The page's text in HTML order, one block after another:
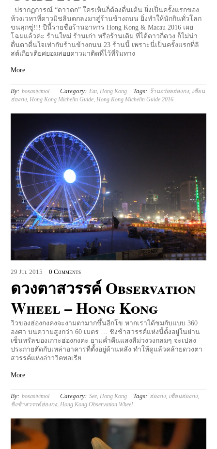
ปรากฏการณ์ “ดาวตก” ใครเห็นก็ต้องตื่นเต้น ยิ่งเป็นครั้งแรกของ
ห้วงเวหาที่ดาวมิชลินตกลงมาสู่ร้านข้างถนน ยิ่งทำให้นักกินทั่วโลก
ขนลุกซู่!!! ปีนี้รายชื่อร้านอาหาร Hong Kong & Macau 2016 เผย
โฉมแล้วค่ะ ร้านใหม่ ร้านเก่า หรือร้านเดิม ที่ได้ดาวกี่ดวง ก็ไม่น่า
ตื่นตาตื่นใจเท่ากับร้านข้างถนน 23 ร้านนี้ เพราะนี่เป็นครั้งแรกที่ลิ
สต์เกียรติยศยอมสอยดาวมาติดที่ไว้ที่ริมทาง
More
By: bosasivimol Category: Eat,Hong Kong Tags: ร้านอร่อยฮ่องกง, เซียน
ฮ่องกง,Hong Kong Michelin Guide,Hong Kong Michelin Guide 2016
29 Jul 2015 0 Comments
ดวงตาสวรรค์ Observation
Wheel – Hong Kong
วิวของฮ่องกงคงจะงามตามากขึ้นอีกโข หากเราได้ชมกับแบบ 360
องศา บนความสูงกว่า 60 เมตร … ชิงช้าสวรรค์แห่งนี้ตั้งอยู่ในย่าน
เซ็นทรัลของเกาะฮ่องกงค่ะ ยามค่ำคืนแสงสีม่วงวงกลมๆ จะเปล่ง
ประกายตัดกับเหล่าอาคารที่ตั้งอยู่ด้านหลัง ทำให้ดูแล้วคล้ายดวงตา
สวรรค์แห่งอ่าววิคทอเรีย
More
By: bosasivimol Category: See Hong Kong Tags: ฮ่องกง, เซียนฮ่องกง,
ชิงช้าสวรรค์ฮ่องกง, Hong Kong Observation Wheel